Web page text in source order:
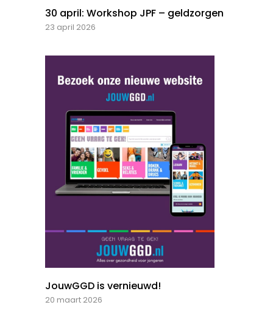
30 april: Workshop JPF – geldzorgen
23 april 2026
JouwGGD is vernieuwd!
20 maart 2026